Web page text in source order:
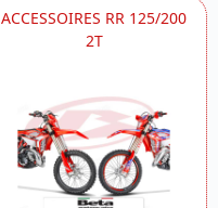
ACCESSOIRES RR 125/200
2T